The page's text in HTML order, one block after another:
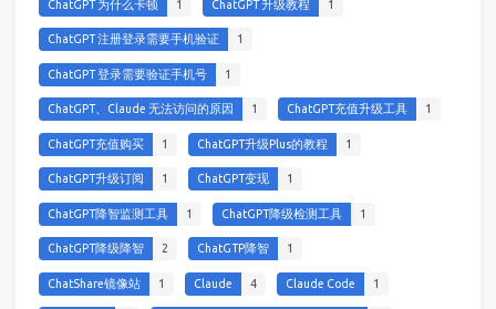
ChatGPT 为什么卡顿 1 ChatGPT 升级教程 1
ChatGPT 注册登录需要手机验证 1
ChatGPT 登录需要验证手机号 1
ChatGPT、Claude 无法访问的原因 1 ChatGPT充值升级工具 1
ChatGPT充值购买 1 ChatGPT升级Plus的教程 1
ChatGPT升级订阅 1 ChatGPT变现 1
ChatGPT降智监测工具 1 ChatGPT降级检测工具 1
ChatGPT降级降智 2 ChatGTP降智 1
ChatShare镜像站 1 Claude 4 Claude Code 1